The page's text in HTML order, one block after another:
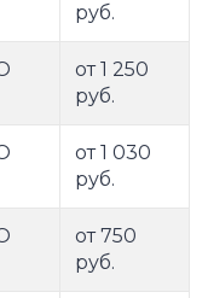
руб.
от 1 250
руб.
от 1 030
руб.
от 750
руб.